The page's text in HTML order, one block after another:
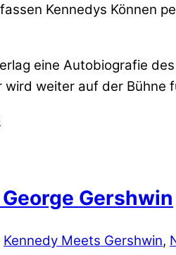
Kennedys Können
eine Autobiografie
weiter auf der Bühne
Gershwin
Kennedy Meets Gershwin,